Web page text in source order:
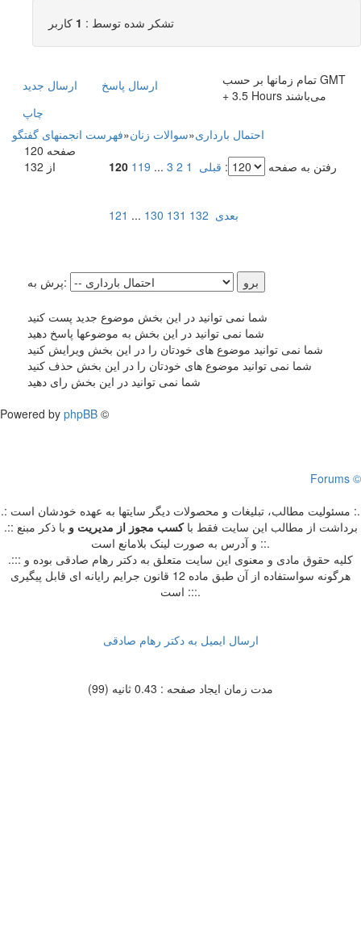
تشکر شده توسط : 1 کاربر
ارسال جديد
ارسال پاسخ
چاپ
تمام زمانها بر حسب GMT
+ 3.5 Hours می‌باشند
فهرست انجمنهای گفتگو»سوالات زنان»احتمال بارداری
صفحه 120
از 132
رفتن به صفحه : قبلی 1
2
3
...
119
120
121 ... 130 131 132 بعدی
پرش به:
شما نمی توانید در این بخش موضوع جدید پست کنید
شما نمی توانید در این بخش به موضوعها پاسخ دهید
شما نمی توانید موضوع های خودتان را در این بخش ویرایش کنید
شما نمی توانید موضوع های خودتان را در این بخش حذف کنید
شما نمی توانید در این بخش رای دهید
Powered by phpBB ©
Forums ©
.: مسئوليت مطالب، تبليغات و محصولات ديگر سايتها به عهده خودشان است :.
.:: برداشت از مطالب اين سايت فقط باکسب مجوز از مدیریت و با ذکر مبنع
و آدرس به صورت لینک بلامانع است ::.
.::: کلیه حقوق مادی و معنوی این سایت متعلق به دکتر رهام صادقی بوده و
هرگونه سواستفاده از آن طبق ماده 12 قانون جرایم رایانه ای قابل پیگیری
است :::.
ارسال ایمیل به دکتر رهام صادقی
مدت زمان ایجاد صفحه : 0.43 ثانیه (99)